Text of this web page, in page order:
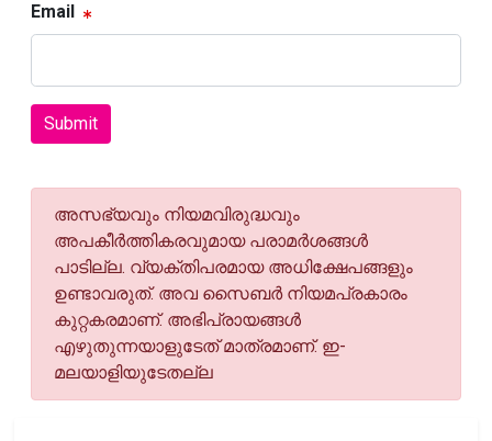
Email
Submit
അസഭ്യവും നിയമവിരുദ്ധവും
അപകീര്‍ത്തികരവുമായ പരാമര്‍ശങ്ങള്‍
പാടില്ല. വ്യക്തിപരമായ അധിക്ഷേപങ്ങളും
ഉണ്ടാവരുത്. അവ സൈബര്‍ നിയമപ്രകാരം
കുറ്റകരമാണ്. അഭിപ്രായങ്ങള്‍
എഴുതുന്നയാളുടേത് മാത്രമാണ്. ഇ-
മലയാളിയുടേതല്ല